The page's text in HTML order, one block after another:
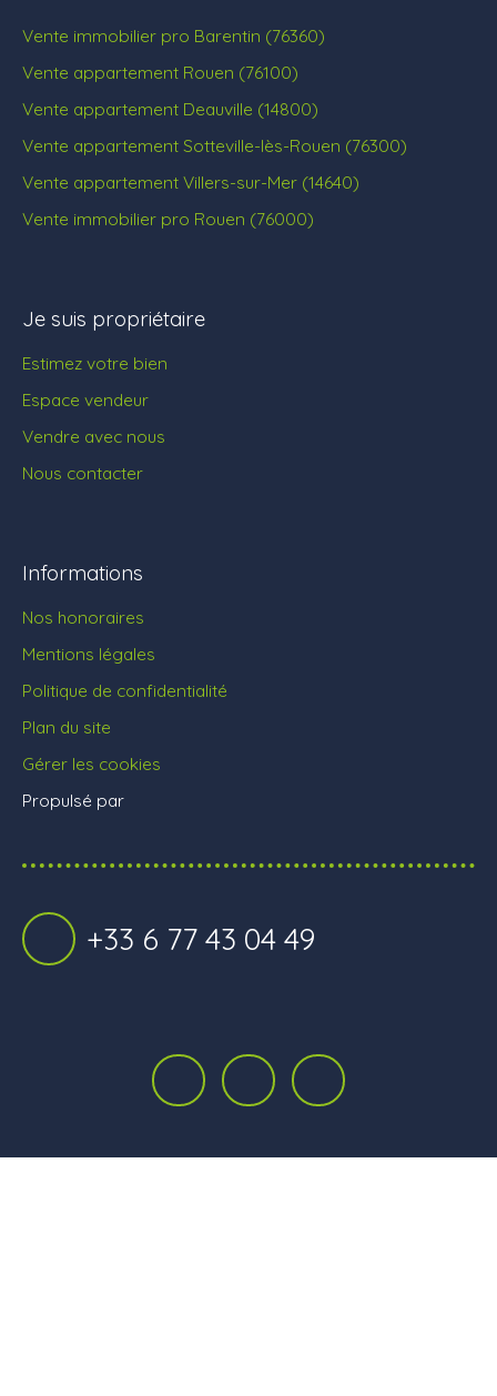
Vente immobilier pro Barentin (76360)
Vente appartement Rouen (76100)
Vente appartement Deauville (14800)
Vente appartement Sotteville-lès-Rouen (76300)
Vente appartement Villers-sur-Mer (14640)
Vente immobilier pro Rouen (76000)
Je suis propriétaire
Estimez votre bien
Espace vendeur
Vendre avec nous
Nous contacter
Informations
Nos honoraires
Mentions légales
Politique de confidentialité
Plan du site
Gérer les cookies
Propulsé par
+33 6 77 43 04 49